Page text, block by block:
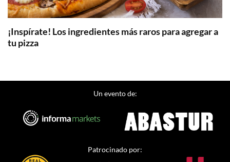
¡Inspírate! Los ingredientes más raros para agregar a
tu pizza
Un evento de:
Patrocinado por: